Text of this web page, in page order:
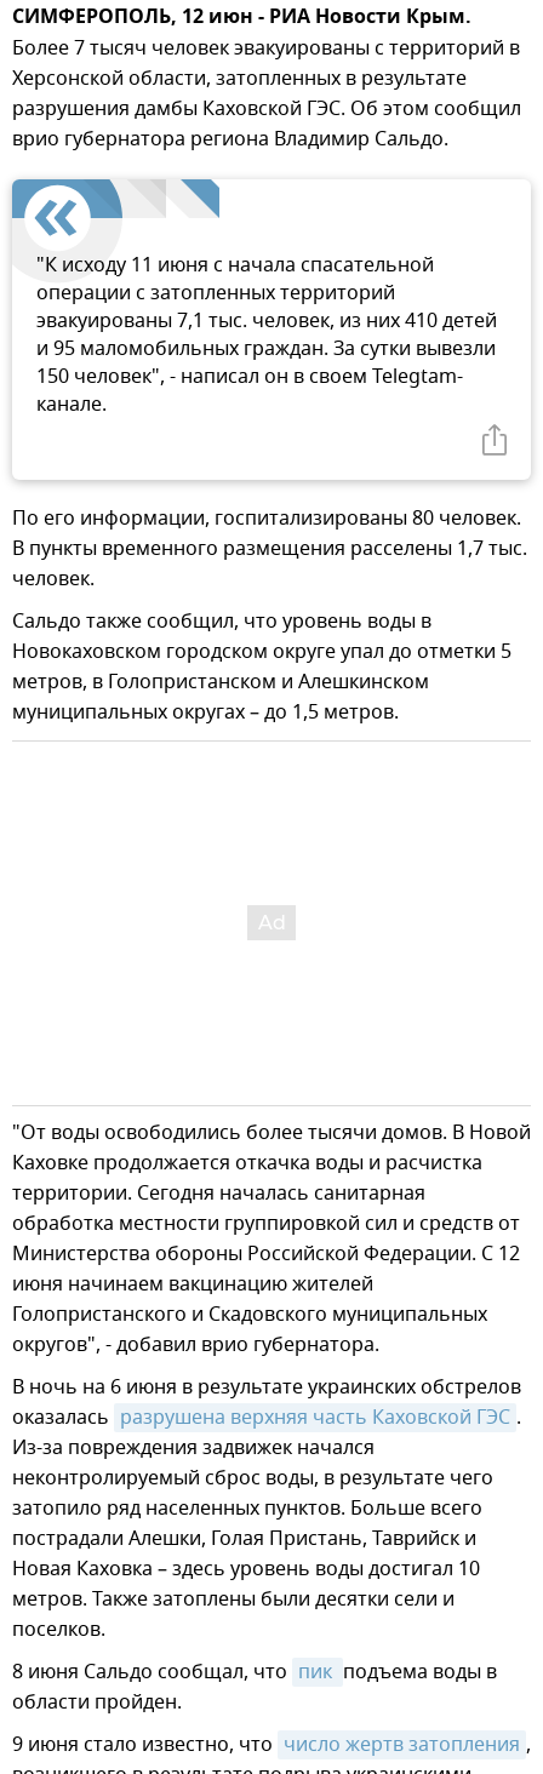
СИМФЕРОПОЛЬ, 12 июн - РИА Новости Крым.
Более 7 тысяч человек эвакуированы с территорий в
Херсонской области, затопленных в результате
разрушения дамбы Каховской ГЭС. Об этом сообщил
врио губернатора региона Владимир Сальдо.
"К исходу 11 июня с начала спасательной
операции с затопленных территорий
эвакуированы 7,1 тыс. человек, из них 410 детей
и 95 маломобильных граждан. За сутки вывезли
150 человек", - написал он в своем Telegtam-
канале.
По его информации, госпитализированы 80 человек.
В пункты временного размещения расселены 1,7 тыс.
человек.
Сальдо также сообщил, что уровень воды в
Новокаховском городском округе упал до отметки 5
метров, в Голопристанском и Алешкинском
муниципальных округах – до 1,5 метров.
"От воды освободились более тысячи домов. В Новой
Каховке продолжается откачка воды и расчистка
территории. Сегодня началась санитарная
обработка местности группировкой сил и средств от
Министерства обороны Российской Федерации. С 12
июня начинаем вакцинацию жителей
Голопристанского и Скадовского муниципальных
округов", - добавил врио губернатора.
В ночь на 6 июня в результате украинских обстрелов
оказалась разрушена верхняя часть Каховской ГЭС .
Из-за повреждения задвижек начался
неконтролируемый сброс воды, в результате чего
затопило ряд населенных пунктов. Больше всего
пострадали Алешки, Голая Пристань, Таврийск и
Новая Каховка – здесь уровень воды достигал 10
метров. Также затоплены были десятки сели и
поселков.
8 июня Сальдо сообщал, что пик подъема воды в
области пройден.
9 июня стало известно, что число жертв затопления ,